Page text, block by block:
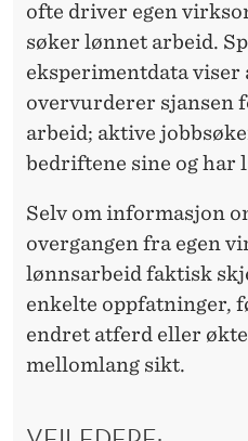
ofte driver egen
søker lønnet arbeid.
eksperimentdata viser
overvurderer sjansen
arbeid; aktive
bedriftene sine og har
Selv om informasjon
overgangen fra egen
lønnsarbeid faktisk
enkelte oppfatninger,
endret atferd eller
mellomlang sikt.